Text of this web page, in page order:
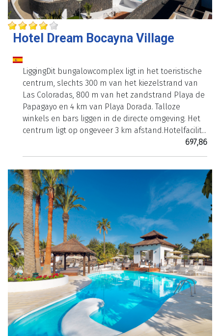
Hotel Dream Bocayna Village
LiggingDit bungalowcomplex ligt in het toeristische
centrum, slechts 300 m van het kiezelstrand van
Las Coloradas, 800 m van het zandstrand Playa de
Papagayo en 4 km van Playa Dorada. Talloze
winkels en bars liggen in de directe omgeving. Het
centrum ligt op ongeveer 3 km afstand.Hotelfacilit...
697,86